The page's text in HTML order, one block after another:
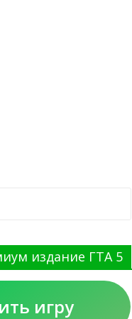
издание ГТА 5
игру